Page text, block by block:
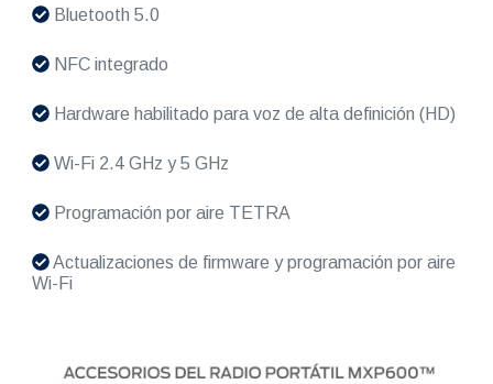
Bluetooth 5.0
NFC integrado
Hardware habilitado para voz de alta definición (HD)
Wi-Fi 2.4 GHz y 5 GHz
Programación por aire TETRA
Actualizaciones de firmware y programación por aire
Wi-Fi